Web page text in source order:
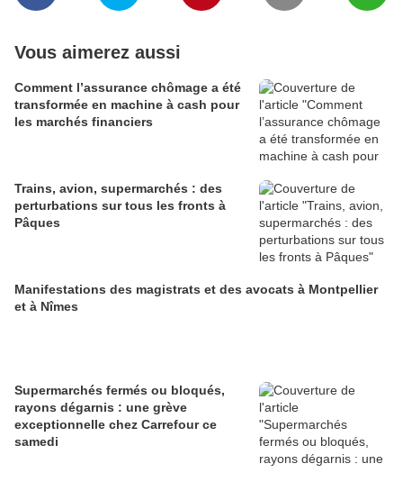
Vous aimerez aussi
Comment l’assurance chômage a été
transformée en machine à cash pour
les marchés financiers
Trains, avion, supermarchés : des
perturbations sur tous les fronts à
Pâques
Manifestations des magistrats et des avocats à Montpellier
et à Nîmes
Supermarchés fermés ou bloqués,
rayons dégarnis : une grève
exceptionnelle chez Carrefour ce
samedi